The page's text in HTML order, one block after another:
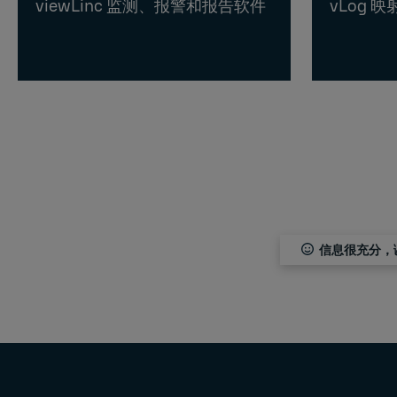
viewLinc 监测、报警和报告软件 vLog 映
信息很充分，